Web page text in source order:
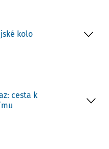
kolo
cesta k